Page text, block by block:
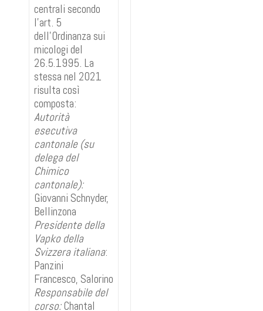
centrali secondo
l’art. 5
dell’Ordinanza sui
micologi del
26.5.1995. La
stessa nel 2021
risulta così
composta:
Autorità
esecutiva
cantonale (su
delega del
Chimico
cantonale):
Giovanni Schnyder,
Bellinzona
Presidente della
Vapko della
Svizzera italiana:
Panzini
Francesco, Salorino
Responsabile del
corso:Chantal